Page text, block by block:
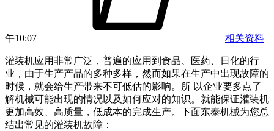
午10:07 相关资料
灌装机应用非常广泛，普遍的应用到食品、医药、日化的行
业，由于生产产品的多种多样，然而如果在生产中出现故障的
时候，就会给生产带来不可低估的影响。所 以企业要多点了
解机械可能出现的情况以及如何应对的知识。就能保证灌装机
更加高效、高质量，低成本的完成生产。下面东泰机械为您总
结出常见的灌装机故障：